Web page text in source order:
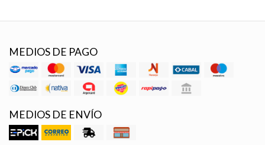
MEDIOS DE PAGO
MEDIOS DE ENVÍO